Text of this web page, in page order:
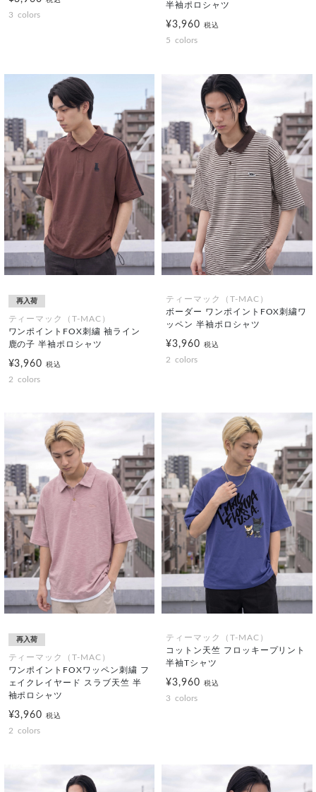
3 colors
半袖ポロシャツ
¥3,960 税込
5 colors
再入荷
ティーマック（T-MAC）
ワンポイントFOX刺繍 袖ライン
鹿の子 半袖ポロシャツ
¥3,960税込
2 colors
ティーマック（T-MAC）
ボーダー ワンポイントFOX刺繍ワ
ッペン 半袖ポロシャツ
¥3,960 税込
2 colors
再入荷
ティーマック（T-MAC）
ワンポイントFOXワッペン刺繍 フ
ェイクレイヤード スラブ天竺 半
袖ポロシャツ
¥3,960税込
2 colors
ティーマック（T-MAC）
コットン天竺 フロッキープリント
半袖Tシャツ
¥3,960 税込
3 colors